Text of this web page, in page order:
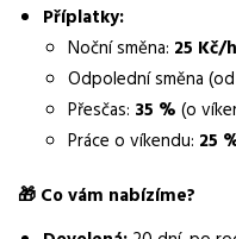
Vzdělání
Základní
Vybrané benefity
dovolená 20-25 dní,
příspěvek na stravování
Požadavky
Příplatky:
Noční směna: 25 Kč/
Odpolední směna (od
Přesčas: 35 % (o
Práce o víkendu: 25
🎁 Co vám nabízíme?